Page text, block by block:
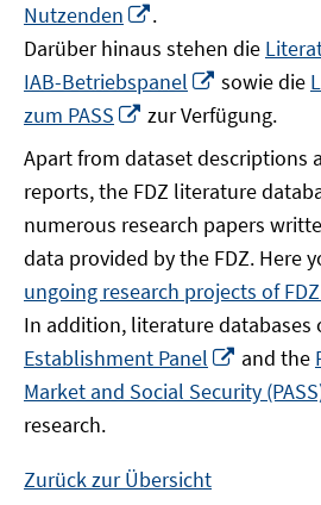
Nutzenden
neuem
Fenster
öffnen
.
Darüber hinaus stehen die
IAB-Betriebspanel
In
neuem
Fenster
öffnen
sowie die
zum PASS
In
Fenster
öffnen
zur Verfügung.
Apart from dataset descriptions
reports, the FDZ literature
numerous research papers
data provided by the FDZ. Here
ungoing research projects of
In addition, literature databases
Establishment Panel
In
neuem
Fenster
and the
Market and Social Security
research.
Zurück zur Übersicht